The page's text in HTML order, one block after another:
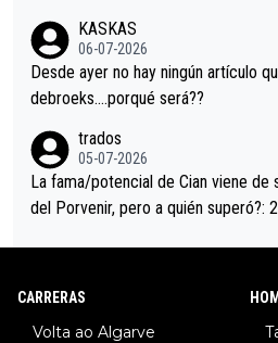
eta, a ver si por querer poner a Del
ción de podio UAE y Pojacar se van
KASKAS
06-07-2026
Desde ayer no hay ningún artículo que no
debroeks….porqué será??
trados
05-07-2026
La fama/potencial de Cian viene de
del Porvenir, pero a quién superó?:
CARRERAS
Volta ao Algarve